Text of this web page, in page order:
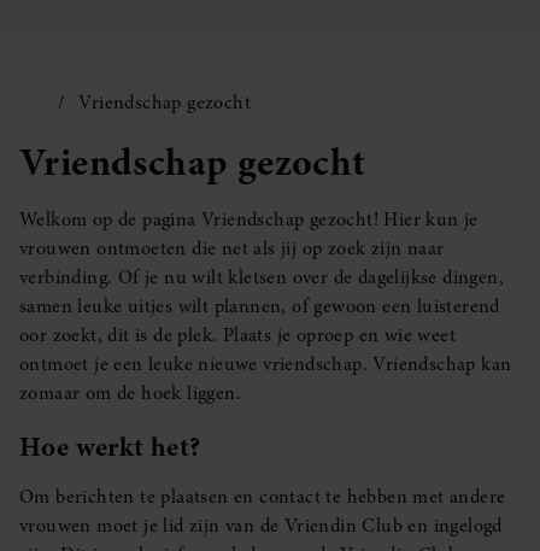
Vriendschap gezocht
Vriendschap gezocht
Welkom op de pagina Vriendschap gezocht! Hier kun je
vrouwen ontmoeten die net als jij op zoek zijn naar
verbinding. Of je nu wilt kletsen over de dagelijkse dingen,
samen leuke uitjes wilt plannen, of gewoon een luisterend
oor zoekt, dit is de plek. Plaats je oproep en wie weet
ontmoet je een leuke nieuwe vriendschap. Vriendschap kan
zomaar om de hoek liggen.
Hoe werkt het?
Om berichten te plaatsen en contact te hebben met andere
vrouwen moet je lid zijn van de Vriendin Club en ingelogd